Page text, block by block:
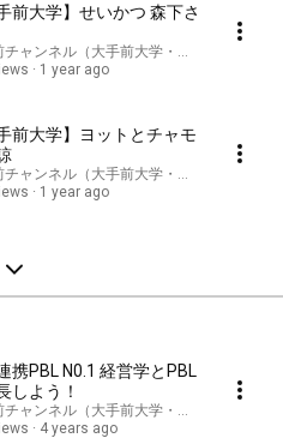
前大学】せいかつ 森下さ
チャンネル（大手前大学・大手前短期大学
1 year ago
前大学】ヨットとチャモ
チャンネル（大手前大学・大手前短期大学
1 year ago
携PBL N0.1 経営学とPBL
しよう！
チャンネル（大手前大学・大手前短期大学
4 years ago